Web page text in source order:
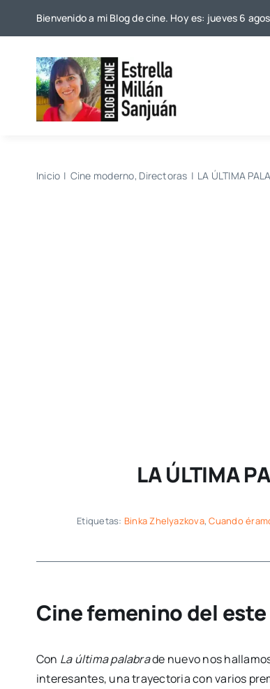
Bienvenido a mi Blog de cine. Hoy es: jueves 6
Inicio Cine moderno Directoras LA ÚLTIMA
LA ÚLTIMA
Etiquetas: Binka Zhelyazkova,Cuando
Cine femenino del
Con La última palabrade nuevo nos
interesantes, una trayectoria con varios